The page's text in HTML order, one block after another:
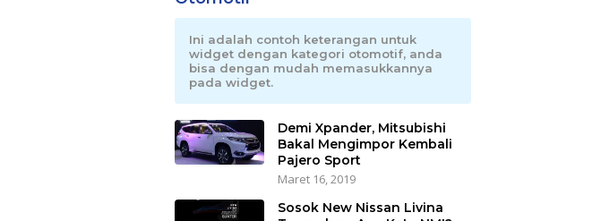
Ini adalah contoh keterangan untuk
widget dengan kategori otomotif, anda
bisa dengan mudah memasukkannya
pada widget.
Demi Xpander, Mitsubishi
Bakal Mengimpor Kembali
Pajero Sport
Maret 16, 2019
Sosok New Nissan Livina